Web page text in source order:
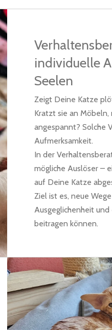
individuelle
Seelen
Zeigt Deine Katze
Kratzt sie an
angespannt? Solche
Aufmerksamkeit.
In der
mögliche Auslöser –
auf Deine Katze
Ziel ist es, neue
Ausgeglichenheit
beitragen können.